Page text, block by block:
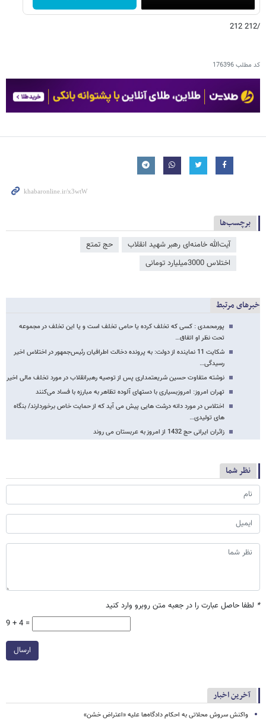
/212 212
کد مطلب176396
برچسب‌ها
آیت‌الله خامنه‌ای رهبر شهید انقلاب
حج تمتع
اختلاس 3000میلیارد تومانی
خبرهای مرتبط
پورمحمدی : کسی که تخلف کرده یا حامی تخلف است و یا این تخلف در مجموعه
تحت نظر او اتفاق…
شکایت 11 نماینده از دولت: به پرونده دخالت اطرافیان رئیس‌جمهور در اختلاس اخیر
رسیدگی…
نوشته متفاوت حسین شریعتمداری پس از توصیه رهبرانقلاب در مورد تخلف مالی اخیر
تهران امروز: امروزبسیاری با دست​های آلوده تظاهر به مبارزه با فساد می‌کنند
اختلاس در مورد دانه درشت هایی پیش می آید که از حمایت خاص برخوردارند/ بنگاه
های تولیدی…
زائران ایرانی حج 1432 از امروز به عربستان می روند
نظر شما
* لطفا حاصل عبارت را در جعبه متن روبرو وارد کنید
9 + 4 =
ارسال
آخرین اخبار
واکنش سروش محلاتی به احکام دادگاه‌ها علیه «اعتراض خشن»